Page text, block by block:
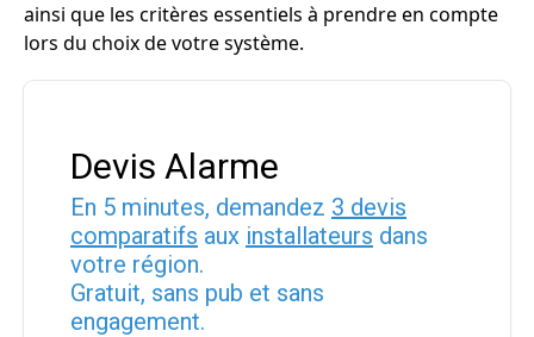
ainsi que les critères essentiels à prendre en compte
lors du choix de votre système.
Devis Alarme
En 5 minutes, demandez 3 devis
comparatifs aux installateurs dans
votre région.
Gratuit, sans pub et sans
engagement.